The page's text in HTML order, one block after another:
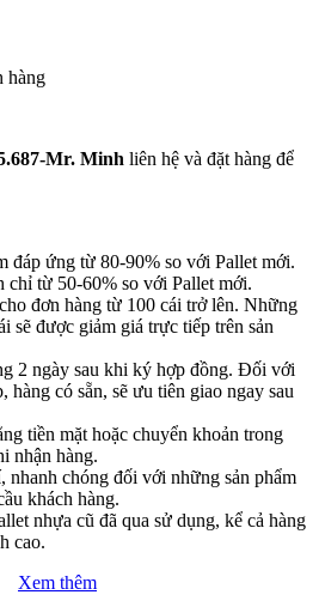
hàng
Mr. Minh liên hệ và đặt hàng để
đáp ứng từ 80-90% so với Pallet mới.
chỉ từ 50-60% so với Pallet mới.
đơn hàng từ 100 cái trở lên. Những
sẽ được giảm giá trực tiếp trên sản
2 ngày sau khi ký hợp đồng. Đối với
hàng có sẵn, sẽ ưu tiên giao ngay sau
tiền mặt hoặc chuyển khoản trong
nhận hàng.
nhanh chóng đối với những sản phẩm
khách hàng.
nhựa cũ đã qua sử dụng, kể cả hàng
cao.
Xem thêm